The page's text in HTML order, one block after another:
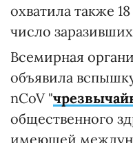
охватила также
число
Всемирная
объявила
nCoV "
общественного
имеющей